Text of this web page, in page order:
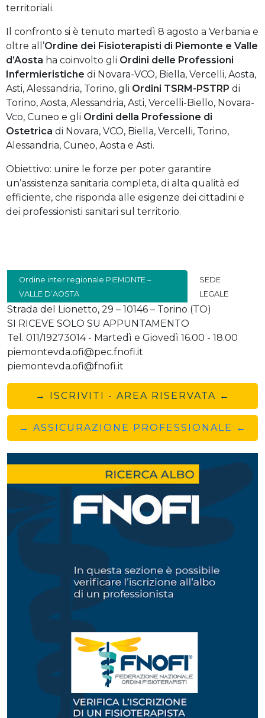
territoriali.
Il confronto si è tenuto martedì 8 agosto a Verbania e
oltre all’Ordine dei Fisioterapisti di Piemonte e Valle
d’Aosta ha coinvolto gli Ordini delle Professioni
Infermieristiche di Novara-VCO, Biella, Vercelli, Aosta,
Asti, Alessandria, Torino, gli Ordini TSRM-PSTRP di
Torino, Aosta, Alessandria, Asti, Vercelli-Biello, Novara-
Vco, Cuneo e gli Ordini della Professione di
Ostetrica di Novara, VCO, Biella, Vercelli, Torino,
Alessandria, Cuneo, Aosta e Asti.
Obiettivo: unire le forze per poter garantire
un’assistenza sanitaria completa, di alta qualità ed
efficiente, che risponda alle esigenze dei cittadini e
dei professionisti sanitari sul territorio.
Ordine inter regionale PIEMONTE –
VALLE D’AOSTA
SEDE
LEGALE
Strada del Lionetto, 29 – 10146 – Torino (TO)
SI RICEVE SOLO SU APPUNTAMENTO
Tel. 011/19273014 - Martedì e Giovedì 16.00 - 18.00
piemontevda.ofi@pec.fnofi.it
piemontevda.ofi@fnofi.it
→ ISCRIVITI - AREA RISERVATA ←
→ ASSICURAZIONE PROFESSIONALE ←